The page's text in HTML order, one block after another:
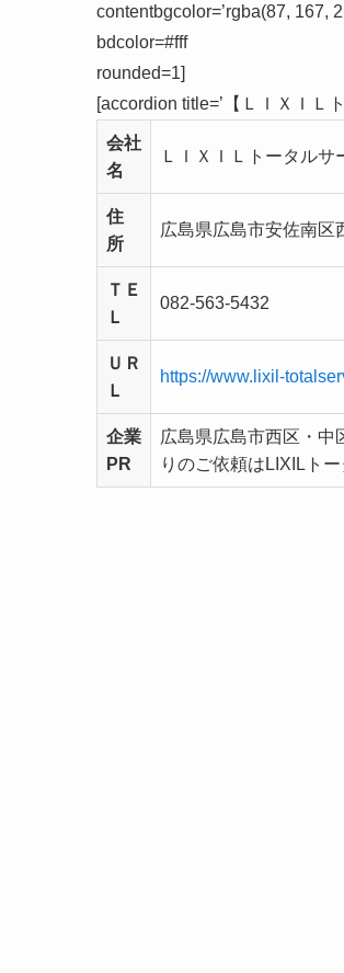
contentbgcolor=’rgba(87, 167,
bdcolor=#fff
rounded=1]
[accordion title=’ 【ＬＩＸＩＬ
会社
名
ＬＩＸＩＬトータルサ
住
所
広島県広島市安佐南区
ＴＥ
Ｌ
082-563-5432
ＵＲ
Ｌ
https://www.lixil-
企業
PR
広島県広島市西区・中
りのご依頼はLIXILト